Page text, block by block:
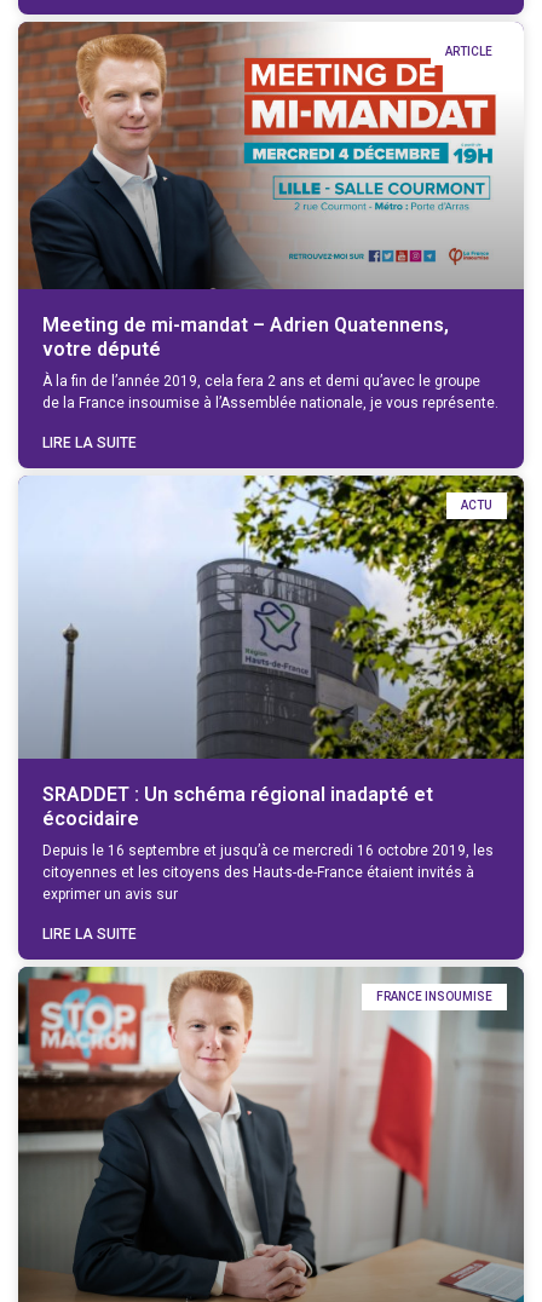
ARTICLE
Meeting de mi-mandat – Adrien Quatennens,
votre député
À la fin de l’année 2019, cela fera 2 ans et demi qu’avec le groupe
de la France insoumise à l’Assemblée nationale, je vous représente.
LIRE LA SUITE
ACTU
SRADDET : Un schéma régional inadapté et
écocidaire
Depuis le 16 septembre et jusqu’à ce mercredi 16 octobre 2019, les
citoyennes et les citoyens des Hauts-de-France étaient invités à
exprimer un avis sur
LIRE LA SUITE
FRANCE INSOUMISE